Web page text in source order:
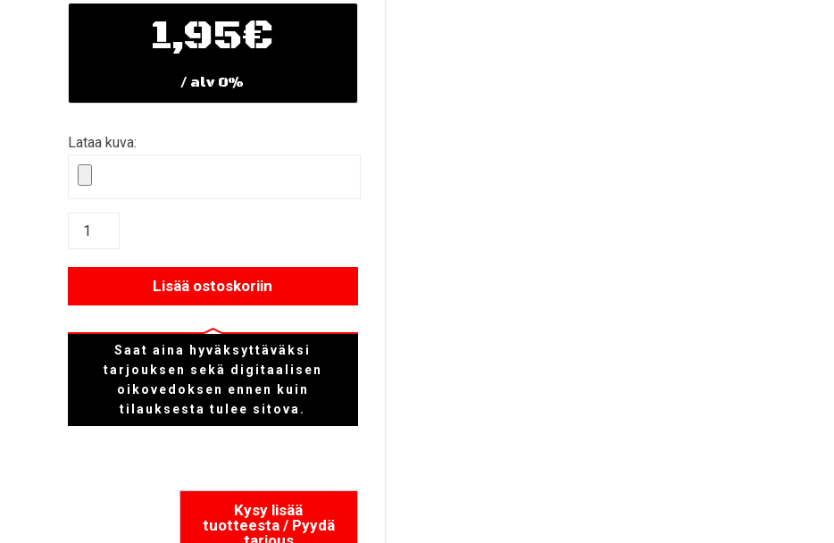
1,95€
/ alv 0%
Lataa kuva:
Lisää ostoskoriin
Saat aina hyväksyttäväksi
tarjouksen sekä digitaalisen
oikovedoksen ennen kuin
tilauksesta tulee sitova.